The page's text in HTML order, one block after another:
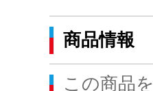
商品情報
この商品